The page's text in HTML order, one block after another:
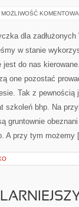
MOŻLIWOŚĆ
dla
w stanie
jest do nas
one pozostać
Tak z pewnością
szkoleń bhp. Na
gruntownie
A przy tym